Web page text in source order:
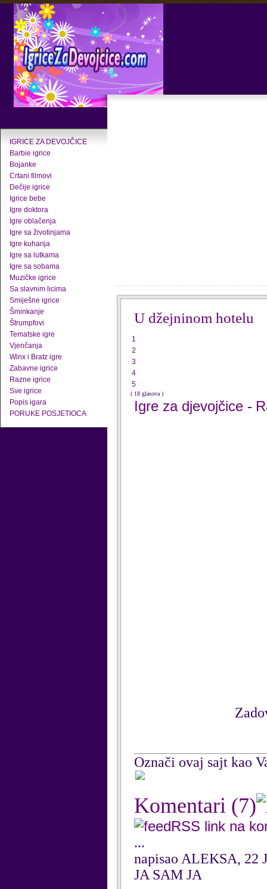
IGRICE ZA DEVOJČICE
Barbie igrice
Bojanke
Crtani filmovi
Dečije igrice
Igrice bebe
Igre doktora
Igre oblačenja
Igre sa životinjama
Igre kuhanja
Igre sa lutkama
Igre sa sobama
Muzičke igrice
Sa slavnim licima
Smiješne igrice
Šminkanje
Štrumpfovi
Tematske igre
Vjenčanja
Winx i Bratz igre
Zabavne igrice
Razne igrice
Sve igrice
Popis igara
PORUKE POSJETIOCA
U džejninom hotelu
1
2
3
4
5
( 18 glasova )
Igre za djevojčice -
Označi ovaj sajt kao
Komentari (7)
RSS link na
...
napisao ALEKSA, 22
JA SAM JA